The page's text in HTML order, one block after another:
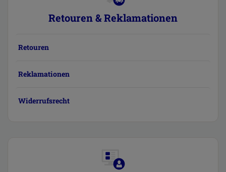
Retouren & Reklamationen
Retouren
Reklamationen
Widerrufsrecht